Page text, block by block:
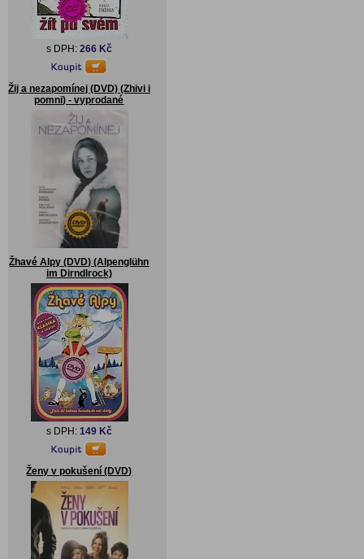
s DPH: 266 Kč
Žij a nezapomínej (DVD) (Zhivi i
pomni) - vyprodané
Žhavé Alpy (DVD) (Alpenglühn
im Dirndlrock)
s DPH: 149 Kč
Ženy v pokušení (DVD)